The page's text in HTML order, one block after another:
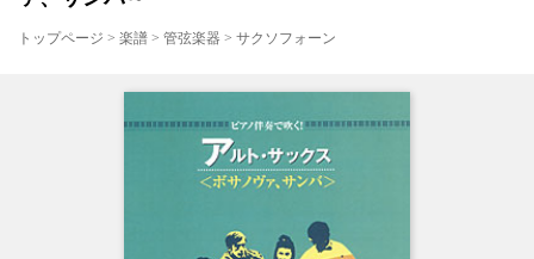
トップページ > 楽譜 > 管弦楽器 > サクソフォーン